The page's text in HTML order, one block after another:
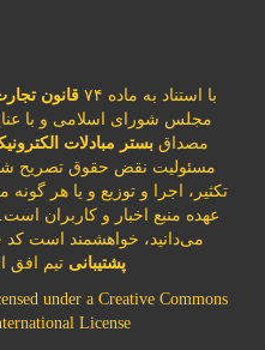
با استناد به ماده ۷۴ قانون
مجلس شورای اسلامی و با
مصداقبستر مبادلات
مسئولیت نقض حقوق تصریح
تکثیر، اجرا و توزیع و یا هر
عهده منبع اخبار و کاربران
می‌دانید، خواهشمند است کد
پشتیبانی تیم افق
under a Creative Commons
License ©️